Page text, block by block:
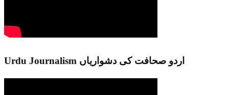
Urdu Journalism اردو صحافت کی دشواریاں